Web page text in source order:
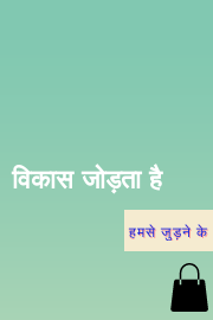
विकास जोड़ता है
हमसे जुड़ने के